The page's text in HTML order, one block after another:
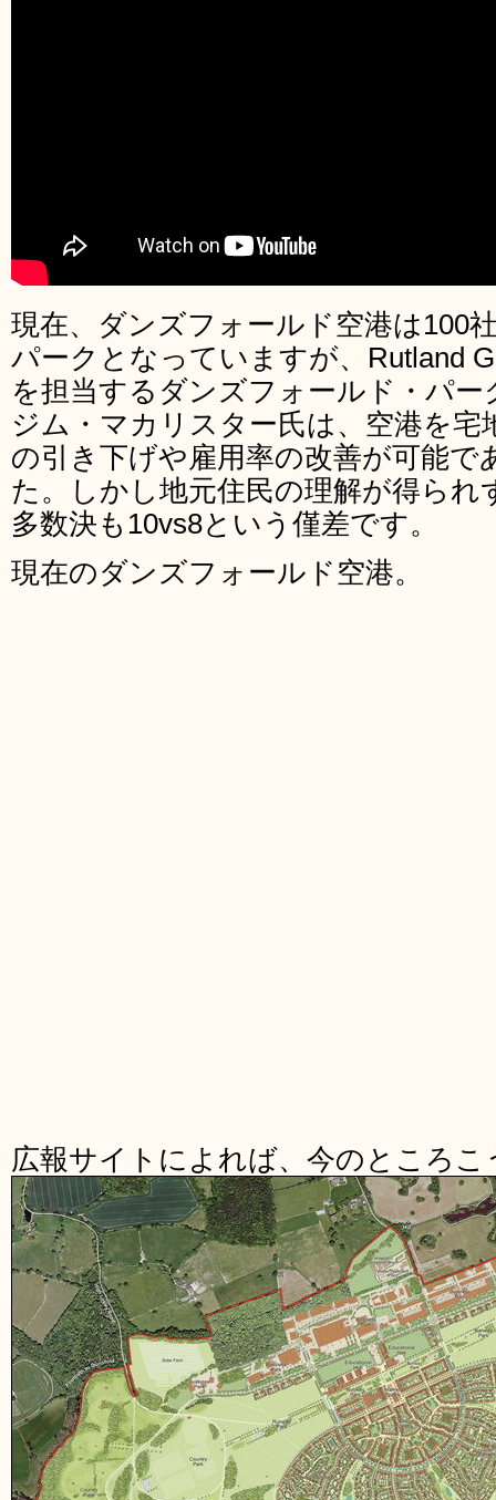
現在、ダンズフォールド空港は100
パークとなっていますが、Rutland
を担当するダンズフォールド・パ
ジム・マカリスター氏は、空港を宅
の引き下げや雇用率の改善が可能で
た。しかし地元住民の理解が得られ
多数決も10vs8という僅差です。
現在のダンズフォールド空港。
広報サイトによれば、今のところ